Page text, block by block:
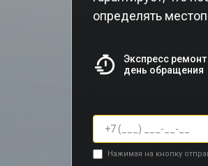
определять
Экспресс ремонт
день обращения
Нажимая на кнопку